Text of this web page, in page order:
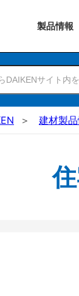
製品情報
建材製